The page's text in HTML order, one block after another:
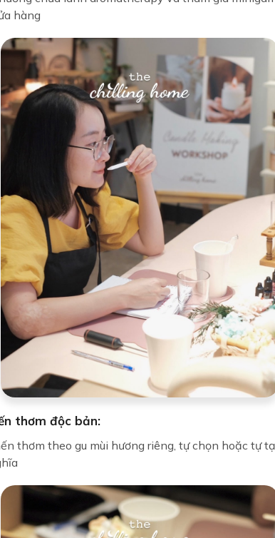
hàng
thơm độc bản:
thơm theo gu mùi hương riêng, tự chọn hoặc tự